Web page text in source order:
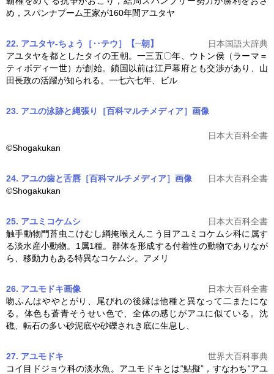
め，スパンナプーム王家が160年間アユタヤ
22. アユタヤ‐ちょう［‥テウ］【─朝】
日本国語大辞典
アユ タヤを都としたタイの王朝。一三五〇年、ウトン侯（ラーマ＝
ティボディ一世）が創始。鎖国以前は江戸幕府とも交渉があり、山
田長政の活躍が知られる。一七六七年、ビル
23. アユの泳跡と縄張り［百科マルチメディア］ 画像
日本大百科全書
©Shogakukan
24. アユの歯と舌唇［百科マルチメディア］ 画像
日本大百科全書
©Shogakukan
25. アユミコケムシ
日本大百科全書
触手動物門苔虫こけむし綱掩喉えんこう目 アユ ミコケムシ科に属す
る淡水産小動物。1属1種。群体を形成する付着性の動物でありなが
ら、移動力もある特異なコケムシ。アメリ
26. アユモドキ画像
日本大百科全書
吻ふんはややとがり、尾びれの後縁は他種と異なって二またにな
る。体色も蒼青そうせい色で、全体の感じがアユに似ている。沈
礁、転石の多い砂泥底や砂礫されき底に生息し、
27. アユモドキ
世界大百科事典
コイ目ドジョウ科の淡水魚。 アユモドキとは“鮎擬”，すなわち“アユ